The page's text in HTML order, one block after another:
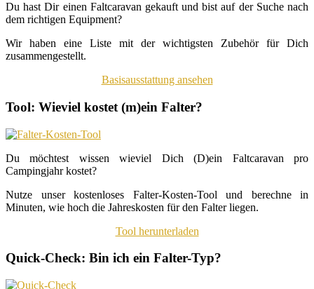
Du hast Dir einen Faltcaravan gekauft und bist auf der Suche nach
dem richtigen Equipment?
Wir haben eine Liste mit der wichtigsten Zubehör für Dich
zusammengestellt.
Basisausstattung ansehen
Tool: Wieviel kostet (m)ein Falter?
Du möchtest wissen wieviel Dich (D)ein Faltcaravan pro
Campingjahr kostet?
Nutze unser kostenloses Falter-Kosten-Tool und berechne in
Minuten, wie hoch die Jahreskosten für den Falter liegen.
Tool herunterladen
Quick-Check: Bin ich ein Falter-Typ?